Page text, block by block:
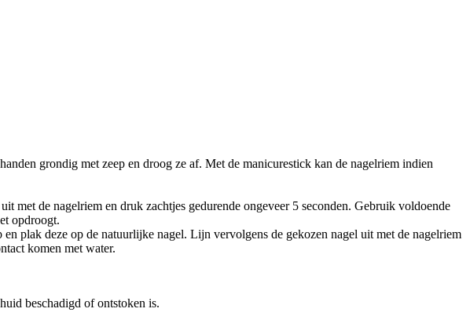
grondig met zeep en droog ze af. Met de manicurestick kan de nagelriem indien
de nagelriem en druk zachtjes gedurende ongeveer 5 seconden. Gebruik voldoende
opdroogt.
plak deze op de natuurlijke nagel. Lijn vervolgens de gekozen nagel uit met de nagelriem
komen met water.
beschadigd of ontstoken is.